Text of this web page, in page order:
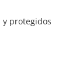
y protegidos